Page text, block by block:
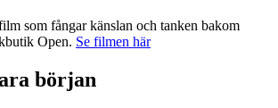
som fångar känslan och tanken bakom
Open. Se filmen här
början